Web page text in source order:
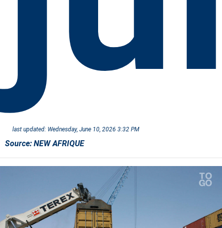
last updated: Wednesday, June 10, 2026 3:32 PM
Source: NEW AFRIQUE